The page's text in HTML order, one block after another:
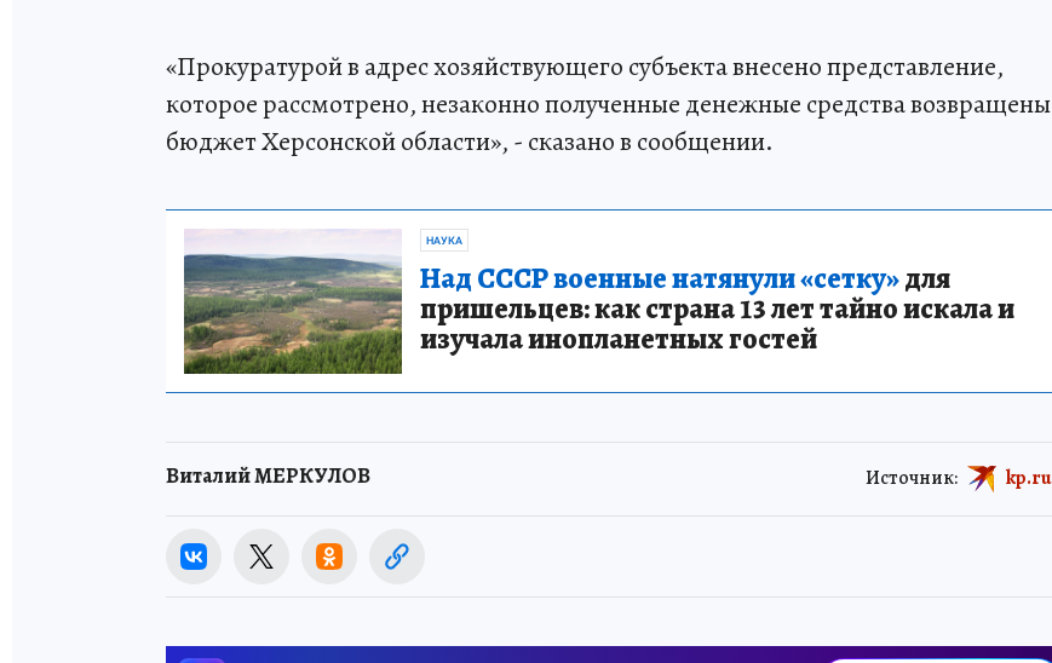
«Прокуратурой в адрес хозяйствующего субъекта внесено представление,
которое рассмотрено, незаконно полученные денежные средства
бюджет Херсонской области», - сказано в сообщении.
НАУКА
Над СССР военные натянули «сетку»для
пришельцев: как страна 13 лет тайно искала и
изучала инопланетных гостей
Виталий МЕРКУЛОВ Источник: kp.ru